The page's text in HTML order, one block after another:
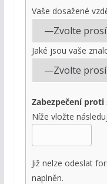
Vaše dosažené
Jaké jsou vaše
Zabezpečení proti
Níže vložte
Již nelze odeslat
naplněn.